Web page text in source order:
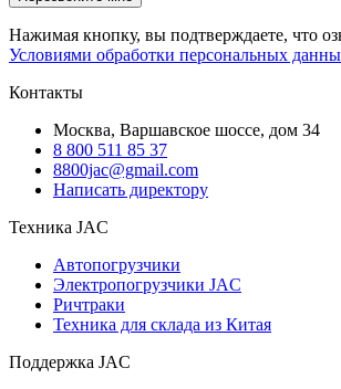
Нажимая кнопку, вы подтверждаете, что
Условиями обработки персональных
Контакты
Москва, Варшавское шоссе, дом 34
8 800 511 85 37
8800jac@gmail.com
Написать директору
Техника JAC
Автопогрузчики
Электропогрузчики JAC
Ричтраки
Техника для склада из Китая
Поддержка JAC